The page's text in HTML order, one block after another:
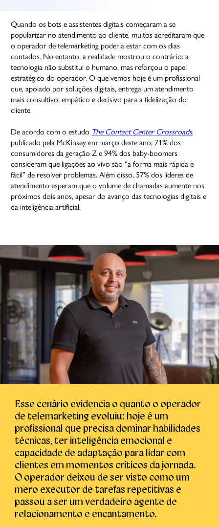
Quando os bots e assistentes digitais começaram a se
popularizar no atendimento ao cliente, muitos acreditaram que
o operador de telemarketing poderia estar com os dias
contados. No entanto, a realidade mostrou o contrário: a
tecnologia não substitui o humano, mas reforçou o papel
estratégico do operador. O que vemos hoje é um profissional
que, apoiado por soluções digitais, entrega um atendimento
mais consultivo, empático e decisivo para a fidelização do
cliente.
De acordo com o estudo The Contact Center Crossroads,
publicado pela McKinsey em março deste ano, 71% dos
consumidores da geração Z e 94% dos baby-boomers
consideram que ligações ao vivo são “a forma mais rápida e
fácil” de resolver problemas. Além disso, 57% dos líderes de
atendimento esperam que o volume de chamadas aumente nos
próximos dois anos, apesar do avanço das tecnologias digitais e
da inteligência artificial.
Esse cenário evidencia o quanto o operador
de telemarketing evoluiu: hoje é um
profissional que precisa dominar habilidades
técnicas, ter inteligência emocional e
capacidade de adaptação para lidar com
clientes em momentos críticos da jornada.
O operador deixou de ser visto como um
mero executor de tarefas repetitivas e
passou a ser um verdadeiro agente de
relacionamento e encantamento.